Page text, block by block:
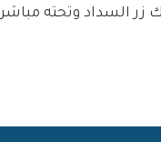
زر السداد وتحته